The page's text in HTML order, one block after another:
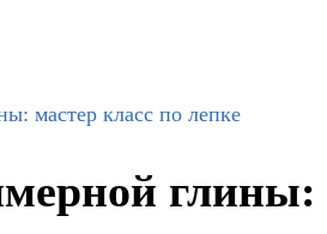
мастер класс по лепке
глины: